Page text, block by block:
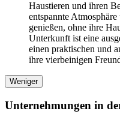
Haustieren und ihren
entspannte
genießen, ohne ihre
Unterkunft ist eine
einen praktischen und
ihre vierbeinigen
Weniger
Unternehmungen in